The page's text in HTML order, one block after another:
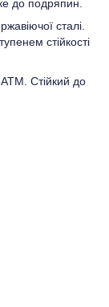
до подряпин.
сталі.
стійкості
Стійкий до